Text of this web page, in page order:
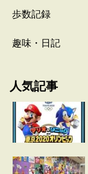
歩数記録
趣味・日記
人気記事